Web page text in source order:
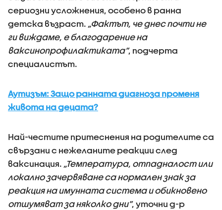
сериозни усложнения, особено в ранна
детска възраст. „Фактът, че днес почти не
ги виждаме, е благодарение на
ваксинопрофилактиката”, подчерта
специалистът.
Аутизъм: Защо ранната диагноза променя
живота на децата?
Най-честите притеснения на родителите са
свързани с нежеланите реакции след
ваксинация. „Температура, отпадналост или
локално зачервяване са нормален знак за
реакция на имунната система и обикновено
отшумяват за няколко дни”, уточни д-р